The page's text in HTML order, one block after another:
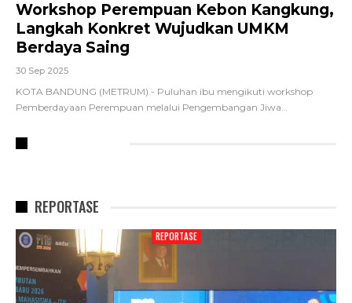
Workshop Perempuan Kebon Kangkung,
Langkah Konkret Wujudkan UMKM
Berdaya Saing
30 Sep 2025
KOTA BANDUNG (METRUM) - Puluhan ibu mengikuti workshop
Pemberdayaan Perempuan melalui Pengembangan Jiwa…
REPORTASE
REPORTASE